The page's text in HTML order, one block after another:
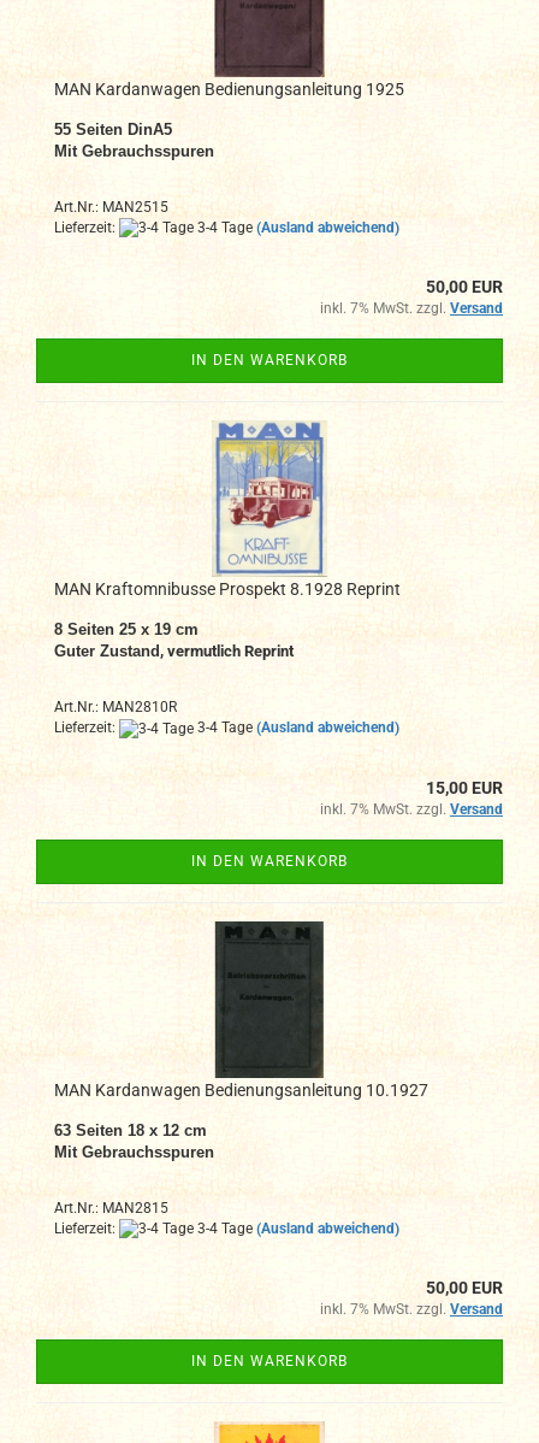
MAN Kardanwagen Bedienungsanleitung 1925
55 Seiten DinA5
Mit Gebrauchsspuren
Art.Nr.: MAN2515
Lieferzeit:
3-4 Tage (Ausland abweichend)
50,00 EUR
inkl. 7% MwSt. zzgl. Versand
IN DEN WARENKORB
MAN Kraftomnibusse Prospekt 8.1928 Reprint
8 Seiten 25 x 19 cm
Guter Zustand, vermutlich Reprint
Art.Nr.: MAN2810R
Lieferzeit:
3-4 Tage (Ausland abweichend)
15,00 EUR
inkl. 7% MwSt. zzgl. Versand
IN DEN WARENKORB
MAN Kardanwagen Bedienungsanleitung 10.1927
63 Seiten 18 x 12 cm
Mit Gebrauchsspuren
Art.Nr.: MAN2815
Lieferzeit:
3-4 Tage (Ausland abweichend)
50,00 EUR
inkl. 7% MwSt. zzgl. Versand
IN DEN WARENKORB